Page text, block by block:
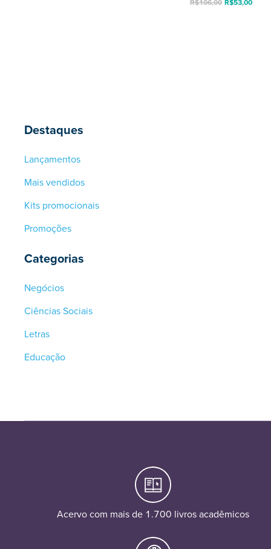
Destaques
Lançamentos
Mais vendidos
Kits promocionais
Promoções
Categorias
Negócios
Ciências Sociais
Letras
Educação
R$106,00 R$53,00
Acervo com mais de 1.700 livros acadêmicos